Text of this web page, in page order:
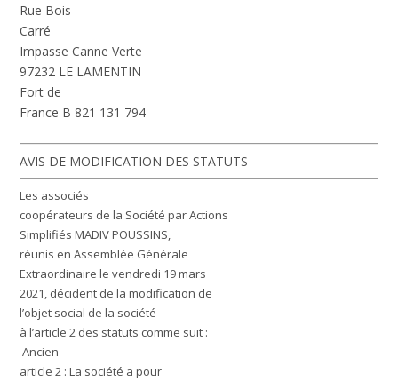
Rue Bois
Carré
Impasse Canne Verte
97232 LE LAMENTIN
Fort de
France B 821 131 794
AVIS DE MODIFICATION DES STATUTS
Les associés
coopérateurs de la Société par Actions
Simplifiés MADIV POUSSINS,
réunis en Assemblée Générale
Extraordinaire le vendredi 19 mars
2021, décident de la modification de
l’objet social de la société
à l’article 2 des statuts comme suit :
Ancien
article 2 : La société a pour